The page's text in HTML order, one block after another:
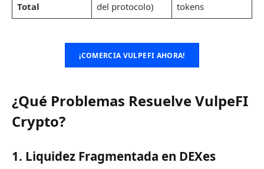
Total
del protocolo)
tokens
¡COMERCIA VULPEFI AHORA!
¿Qué Problemas Resuelve VulpeFI
Crypto?
1. Liquidez Fragmentada en DEXes